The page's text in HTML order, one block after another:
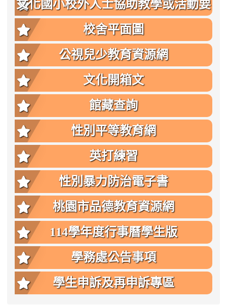
文化國小校外人士協助教學或活動要
點
校舍平面圖
公視兒少教育資源網
文化開箱文
館藏查詢
性別平等教育網
英打練習
性別暴力防治電子書
桃園市品德教育資源網
114學年度行事曆學生版
學務處公告事項
學生申訴及再申訴專區